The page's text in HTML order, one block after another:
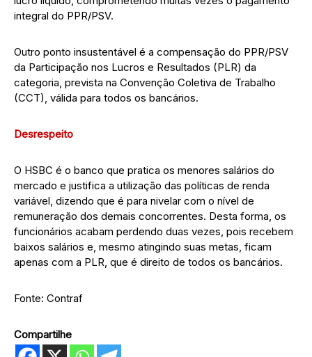
integral do PPR/PSV.
Outro ponto insustentável é a compensação do PPR/PSV
da Participação nos Lucros e Resultados (PLR) da
categoria, prevista na Convenção Coletiva de Trabalho
(CCT), válida para todos os bancários.
Desrespeito
O HSBC é o banco que pratica os menores salários do
mercado e justifica a utilização das políticas de renda
variável, dizendo que é para nivelar com o nível de
remuneração dos demais concorrentes. Desta forma, os
funcionários acabam perdendo duas vezes, pois recebem
baixos salários e, mesmo atingindo suas metas, ficam
apenas com a PLR, que é direito de todos os bancários.
Fonte: Contraf
Compartilhe